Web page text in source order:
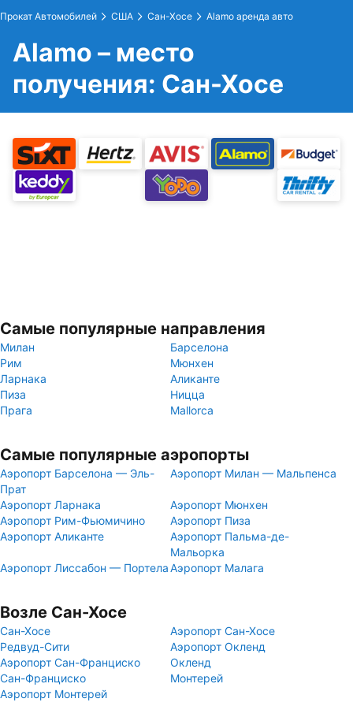
Прокат Автомобилей США Сан-Хосе Alamo аренда авто
Alamo – место
получения: Сан-Хосе
Самые популярные направления
Милан
Барселона
Рим
Мюнхен
Ларнака
Аликанте
Пиза
Ницца
Прага
Mallorca
Самые популярные аэропорты
Аэропорт Барселона — Эль-
Прат
Аэропорт Милан — Мальпенса
Аэропорт Ларнака
Аэропорт Мюнхен
Аэропорт Рим-Фьюмичино
Аэропорт Пиза
Аэропорт Аликанте
Аэропорт Пальма-де-
Мальорка
Аэропорт Лиссабон — ПортелаАэропорт Малага
Возле Сан-Хосе
Сан-Хосе
Аэропорт Сан-Хосе
Редвуд-Сити
Аэропорт Окленд
Аэропорт Сан-Франциско
Окленд
Сан-Франциско
Монтерей
Аэропорт Монтерей